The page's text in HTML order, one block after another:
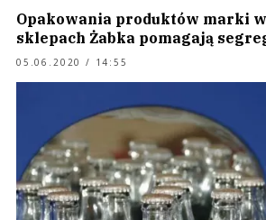
Opakowania produktów marki
sklepach Żabka pomagają
05.06.2020 / 14:55